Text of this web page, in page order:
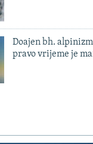
Doajen bh.
pravo vrijeme je